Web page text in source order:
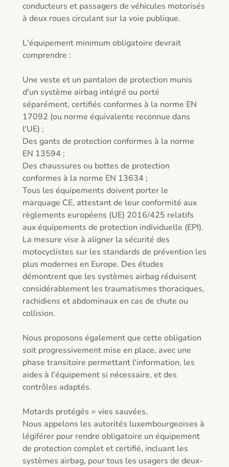
conducteurs et passagers de véhicules motorisés
à deux roues circulant sur la voie publique.
L'équipement minimum obligatoire devrait
comprendre :
Une veste et un pantalon de protection munis
d'un système airbag intégré ou porté
séparément, certifiés conformes à la norme EN
17092 (ou norme équivalente reconnue dans
l'UE) ;
Des gants de protection conformes à la norme
EN 13594 ;
Des chaussures ou bottes de protection
conformes à la norme EN 13634 ;
Tous les équipements doivent porter le
marquage CE, attestant de leur conformité aux
règlements européens (UE) 2016/425 relatifs
aux équipements de protection individuelle (EPI).
La mesure vise à aligner la sécurité des
motocyclistes sur les standards de prévention les
plus modernes en Europe. Des études
démontrent que les systèmes airbag réduisent
considérablement les traumatismes thoraciques,
rachidiens et abdominaux en cas de chute ou
collision.
Nous proposons également que cette obligation
soit progressivement mise en place, avec une
phase transitoire permettant l'information, les
aides à l'équipement si nécessaire, et des
contrôles adaptés.
Motards protégés = vies sauvées.
Nous appelons les autorités luxembourgeoises à
légiférer pour rendre obligatoire un équipement
de protection complet et certifié, incluant les
systèmes airbag, pour tous les usagers de deux-